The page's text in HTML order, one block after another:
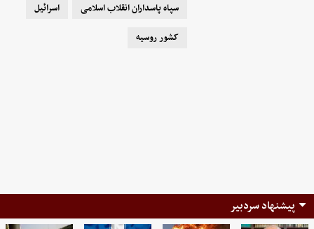
سپاه پاسداران انقلاب اسلامی
اسرائیل
کشور روسیه
پیشنهاد سردبیر